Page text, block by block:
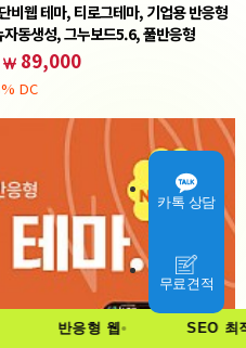
카톡 상담
무료견적
반응형 웹 SEO 최적
비웹 테마, 티로그테마, 기업용 반응형
동생성, 그누보드5.6, 풀반응형
원가입 설정 - 회원 스킨 (테마)basic 선택주
마입니다. 5.6에서도 호환이 가능합니다.※ 기
(www…
89,000
DC